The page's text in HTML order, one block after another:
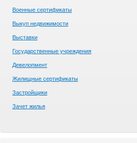
Военные сертификаты
Выкуп недвижимости
Выставки
Государственные учреждения
Девелопмент
Жилищные сертификаты
Застройщики
Зачет жилья